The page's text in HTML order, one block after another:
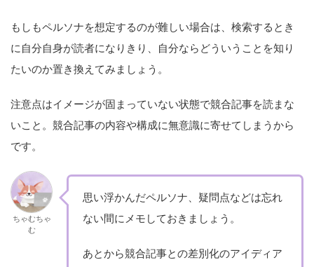
もしもペルソナを想定するのが難しい場合は、検索するとき
に自分自身が読者になりきり、自分ならどういうことを知り
たいのか置き換えてみましょう。
注意点はイメージが固まっていない状態で競合記事を読まな
いこと。競合記事の内容や構成に無意識に寄せてしまうから
です。
ちゃむちゃ
む
思い浮かんだペルソナ、疑問点などは忘れ
ない間にメモしておきましょう。
あとから競合記事との差別化のアイディア